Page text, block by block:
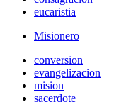
eucaristia
Misionero
conversion
evangelizacion
mision
sacerdote